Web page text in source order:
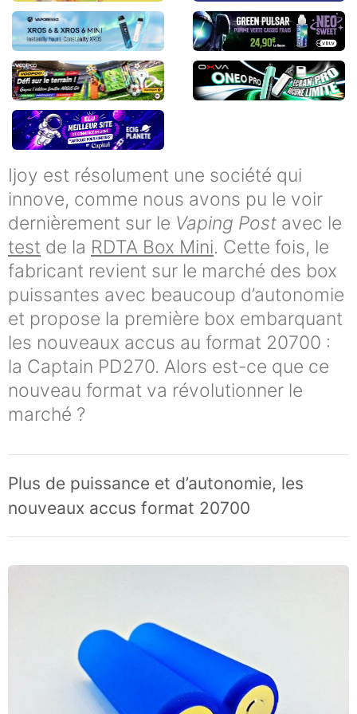
Ijoy est résolument une société qui
innove, comme nous avons pu le voir
dernièrement sur le Vaping Post avec le
test de la RDTA Box Mini. Cette fois, le
fabricant revient sur le marché des box
puissantes avec beaucoup d’autonomie
et propose la première box embarquant
les nouveaux accus au format 20700 :
la Captain PD270. Alors est-ce que ce
nouveau format va révolutionner le
marché ?
Plus de puissance et d’autonomie, les
nouveaux accus format 20700